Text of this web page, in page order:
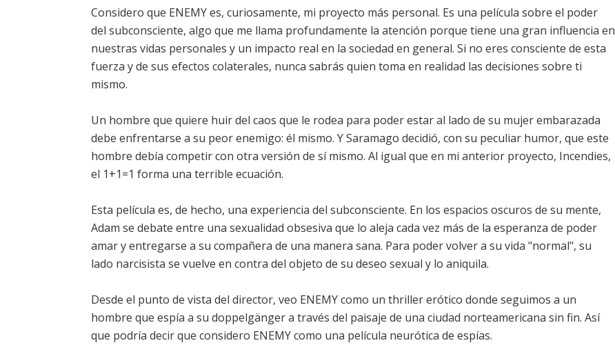
Considero que ENEMY es, curiosamente, mi proyecto más personal. Es una película sobre el poder
del subconsciente, algo que me llama profundamente la atención porque tiene una gran influencia en
nuestras vidas personales y un impacto real en la sociedad en general. Si no eres consciente de esta
fuerza y de sus efectos colaterales, nunca sabrás quien toma en realidad las decisiones sobre ti
mismo.
Un hombre que quiere huir del caos que le rodea para poder estar al lado de su mujer embarazada
debe enfrentarse a su peor enemigo: él mismo. Y Saramago decidió, con su peculiar humor, que este
hombre debía competir con otra versión de sí mismo. Al igual que en mi anterior proyecto, Incendies,
el 1+1=1 forma una terrible ecuación.
Esta película es, de hecho, una experiencia del subconsciente. En los espacios oscuros de su mente,
Adam se debate entre una sexualidad obsesiva que lo aleja cada vez más de la esperanza de poder
amar y entregarse a su compañera de una manera sana. Para poder volver a su vida "normal", su
lado narcisista se vuelve en contra del objeto de su deseo sexual y lo aniquila.
Desde el punto de vista del director, veo ENEMY como un thriller erótico donde seguimos a un
hombre que espía a su doppelgänger a través del paisaje de una ciudad norteamericana sin fin. Así
que podría decir que considero ENEMY como una película neurótica de espías.